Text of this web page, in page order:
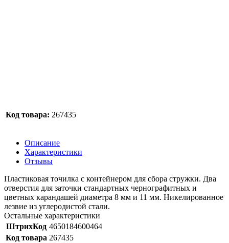
Код товара: 267435
Описание
Характеристики
Отзывы
Пластиковая точилка с контейнером для сбора стружки. Два
отверстия для заточки стандартных чернографитных и
цветных карандашей диаметра 8 мм и 11 мм. Никелированное
лезвие из углеродистой стали.
Остальные характеристики
ШтрихКод 4650184600464
Код товара 267435